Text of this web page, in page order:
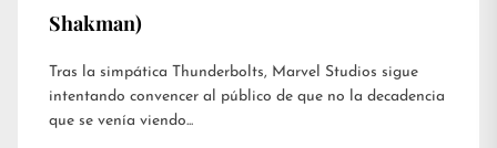
Shakman)
Tras la simpática Thunderbolts, Marvel Studios sigue
intentando convencer al público de que no la decadencia
que se venía viendo...